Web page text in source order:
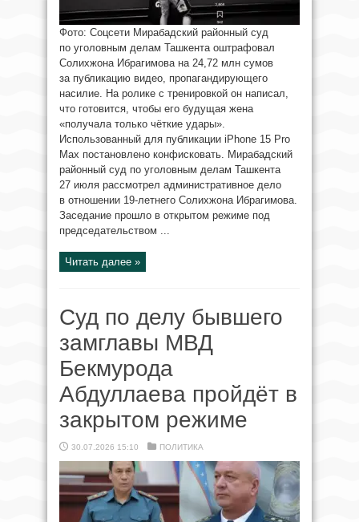
Фото: Соцсети Мирабадский районный суд
по уголовным делам Ташкента оштрафовал
Солихжона Ибрагимова на 24,72 млн сумов
за публикацию видео, пропагандирующего
насилие. На ролике с тренировкой он написал,
что готовится, чтобы его будущая жена
«получала только чёткие удары».
Использованный для публикации iPhone 15 Pro
Max постановлено конфисковать. Мирабадский
районный суд по уголовным делам Ташкента
27 июля рассмотрел административное дело
в отношении 19-летнего Солихжона Ибрагимова.
Заседание прошло в открытом режиме под
председательством ...
Читать далее »
Суд по делу бывшего
замглавы МВД
Бекмурода
Абдуллаева пройдёт в
закрытом режиме
30.07.2026 15:10 ПОЛИТИКА